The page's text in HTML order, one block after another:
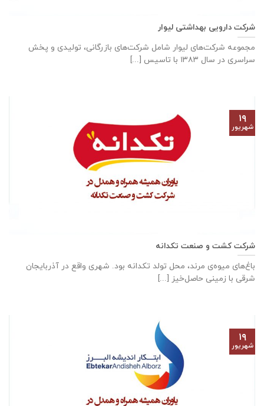
شرکت دارویی بهداشتی لیوار
مجموعه شرکت‌های لیوار شامل شرکت‌های بازرگانی، تولیدی و پخش
سراسری در سال ۱۳۸۳ با تاسیس [...]
شرکت کشت و صنعت تکدانه
باغ‌های میوه‌ی مرند، محل تولد تکدانه بود. شهری واقع در آذربایجان
شرقی با زمینی حاصل‌خیز [...]
۱۹
شهریور
۱۹
شهریور